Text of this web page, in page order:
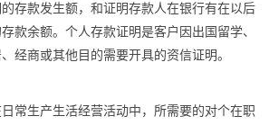
存款发生额，和证明存款人在银行有在以后
款余额。个人存款证明是客户因出国留学、
经商或其他目的需要开具的资信证明。
常生产生活经营活动中，所需要的对个在职